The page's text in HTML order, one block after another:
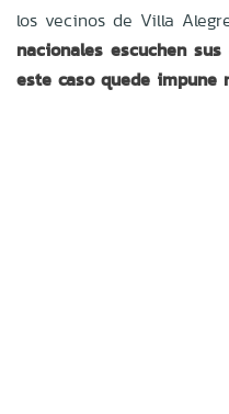
los vecinos de Villa
nacionales escuchen
este caso quede impune